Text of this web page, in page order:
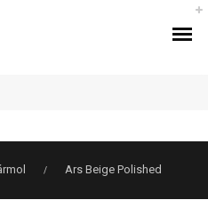
/ Ars Beige Polished